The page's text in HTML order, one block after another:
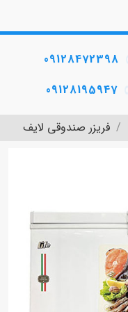
09128472398
09128195947
فریزر صندوقی لایف